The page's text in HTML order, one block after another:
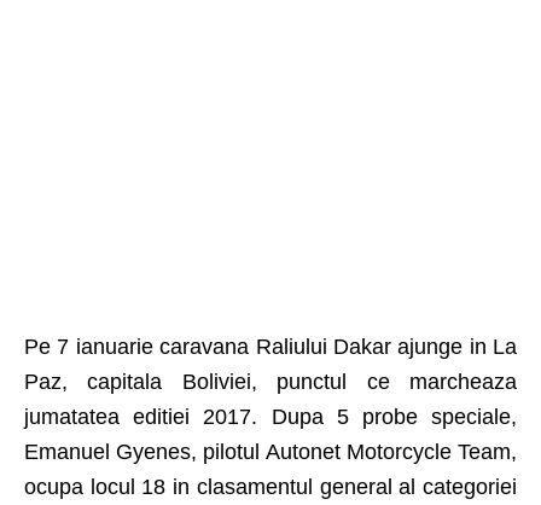
Pe 7 ianuarie caravana Raliului Dakar ajunge in La
Paz, capitala Boliviei, punctul ce marcheaza
jumatatea editiei 2017. Dupa 5 probe speciale,
Emanuel Gyenes, pilotul Autonet Motorcycle Team,
ocupa locul 18 in clasamentul general al categoriei